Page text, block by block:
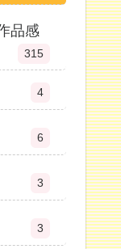
品感
315
4
6
3
3